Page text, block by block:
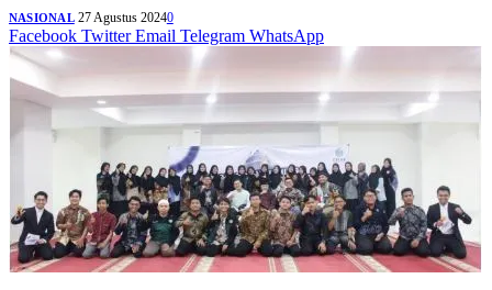
NASIONAL 27 Agustus 20240
Facebook Twitter Email Telegram WhatsApp